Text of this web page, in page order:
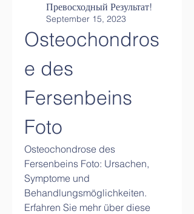
Превосходный Результат!
September 15, 2023
Osteochondros
e des
Fersenbeins
Foto
Osteochondrose des
Fersenbeins Foto: Ursachen,
Symptome und
Behandlungsmöglichkeiten.
Erfahren Sie mehr über diese